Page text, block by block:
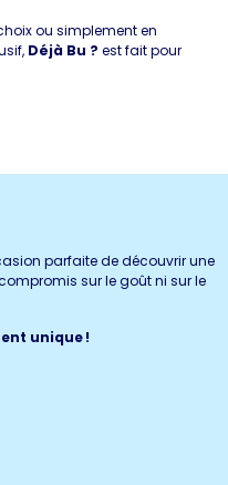
ou simplement en
Déjà Bu ? est fait pour
parfaite de découvrir une
sur le goût ni sur le
unique !